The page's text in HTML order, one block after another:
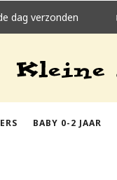
BABY 0-2 JAAR
dag verzonden